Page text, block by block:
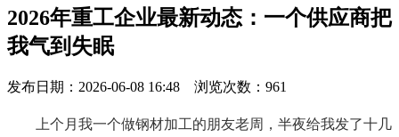
2026年重工企业最新动态：一个供应商把
我气到失眠
发布日期：2026-06-08 16:48 浏览次数： 961
上个月我一个做钢材加工的朋友老周，半夜给我发了十几